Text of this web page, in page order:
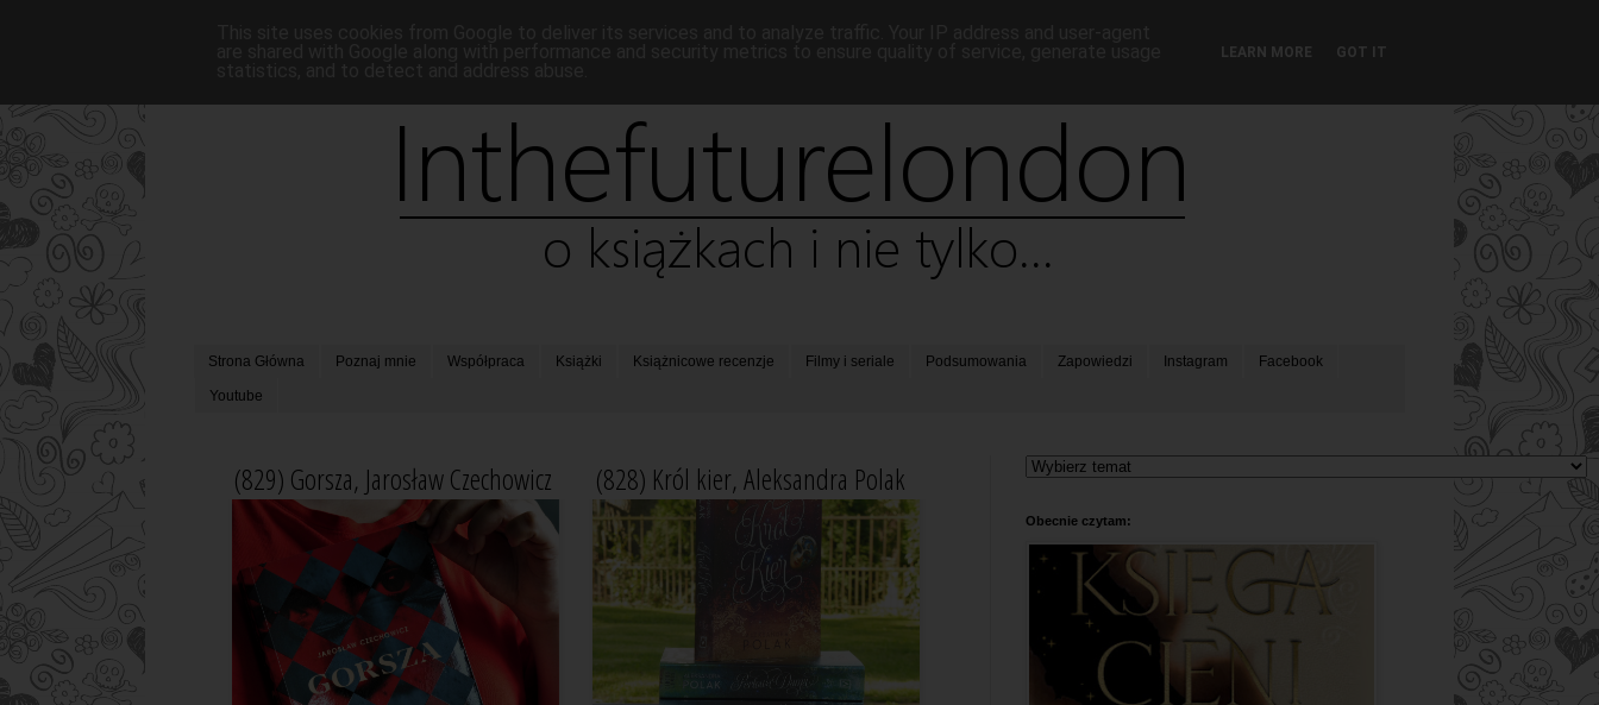
Strona Główna Poznaj mnie Współpraca Książki Książnicowe recenzje Filmy i seriale Podsumowania Zapowiedzi Instagram Facebook
Youtube
(829) Gorsza, Jarosław Czechowicz (828) Król kier, Aleksandra Polak
Obecnie czytam:
LEARN MORE GOT IT